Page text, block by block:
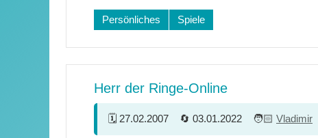
Persönliches Spiele
Herr der Ringe-Online
27.02.2007 03.01.2022 Vladimir